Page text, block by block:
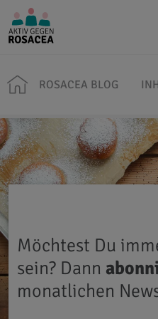
ROSACEA BLOG
Möchtest Du
sein? Dann
monatlichen